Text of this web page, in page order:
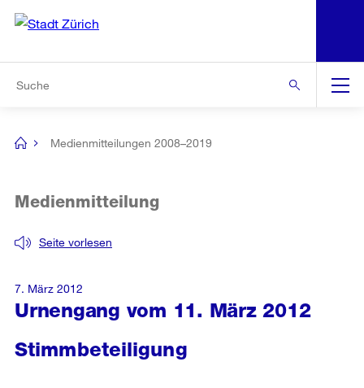
Navigation
[no
Medienmitteilungen 2008–2019
Urnengang vom 11. März 2012
Seite vorlesen
Medienmitteilung
Stimmbeteiligung
7. März 2012